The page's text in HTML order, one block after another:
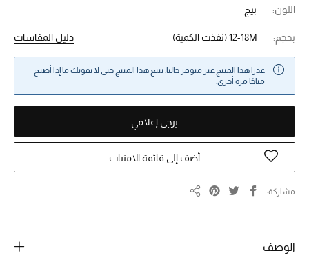
عرض جميع المنتجات
خصومات
ما وصلنا حديثاً
الموسم الجديد
ركن أناقة المنتجعات
حصريًا عبر الإنترنت
اللون: بيج
بحجم: 12-18M(نفذت الكمية) دليل المقاسات
عذرا هذا المنتج غير متوفر حاليا. تتبع هذا المنتج حتى لا تفوتك ما إذا أصبح
متاحًا مرة أخرى.
يرجى إعلامي
أضف إلى قائمة الامنيات
مشاركة
الوصف